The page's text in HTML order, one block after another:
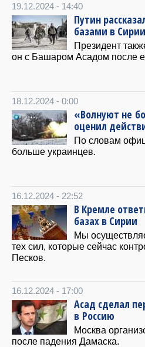
19.12.2024 - 14:40
Путин
базами в Сирии
Президент
он с Башаром Асадом после
18.12.2024 - 0:00
«Волнуют не
оценил
По словам
больше украинцев.
16.12.2024 - 22:52
В Кремле
базах в Сирии
Мы
тех сил, которые сейчас
Песков.
16.12.2024 - 17:00
Асад сделал
в Россию
Москва
после падения Дамаска.